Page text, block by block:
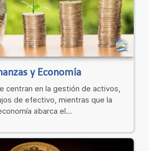
y Economía
centran en la gestión de activos,
de efectivo, mientras que la
abarca el...